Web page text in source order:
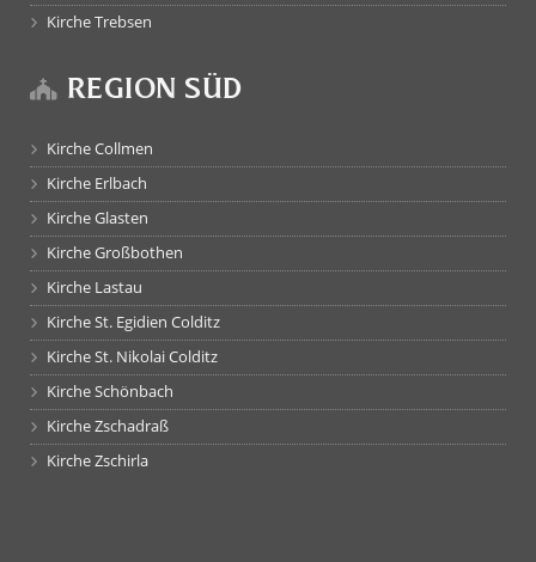
Kirche Trebsen
REGION SÜD
Kirche Collmen
Kirche Erlbach
Kirche Glasten
Kirche Großbothen
Kirche Lastau
Kirche St. Egidien Colditz
Kirche St. Nikolai Colditz
Kirche Schönbach
Kirche Zschadraß
Kirche Zschirla